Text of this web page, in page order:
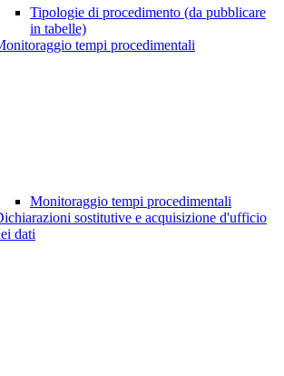
Tipologie di procedimento (da pubblicare
in tabelle)
tempi procedimentali
Monitoraggio tempi procedimentali
sostitutive e acquisizione d'ufficio
dati